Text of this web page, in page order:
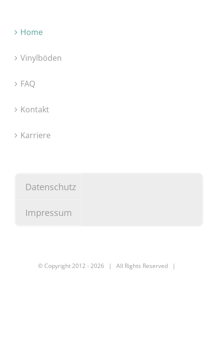
Home
Vinylböden
FAQ
Kontakt
Karriere
Datenschutz
Impressum
© Copyright 2012 -2026 | All Rights Reserved |